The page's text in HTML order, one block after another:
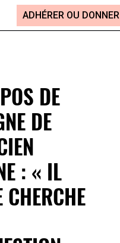
ADHÉRER OU DONNER
DE
DE
: « IL